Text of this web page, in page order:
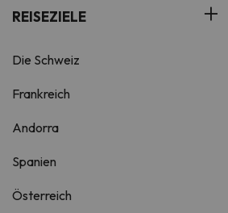
REISEZIELE
Die Schweiz
Frankreich
Andorra
Spanien
Österreich